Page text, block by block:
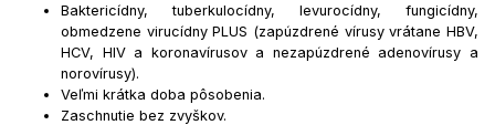
Baktericídny, tuberkulocídny, levurocídny, fungicídny,
obmedzene virucídny PLUS (zapúzdrené vírusy vrátane HBV,
HCV, HIV a koronavírusov a nezapúzdrené adenovírusy a
norovírusy).
Veľmi krátka doba pôsobenia.
Zaschnutie bez zvyškov.